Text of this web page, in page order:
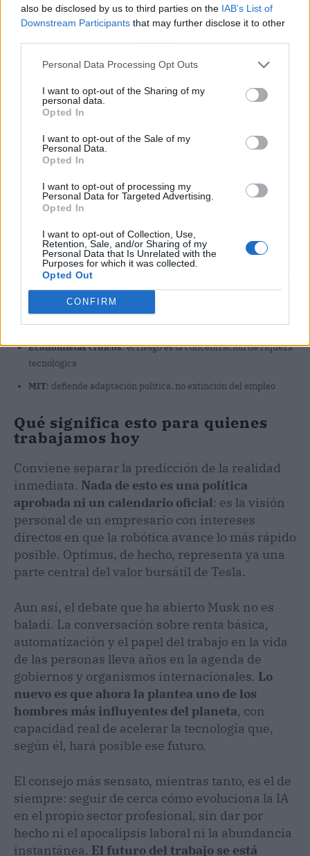
also be disclosed by us to third parties on the IAB’s List of
Downstream Participants that may further disclose it to other
Personal Data Processing Opt Outs
I want to opt-out of the Sharing of my
personal data.
Opted In
I want to opt-out of the Sale of my
Personal Data.
Opted In
I want to opt-out of processing my
Personal Data for Targeted Advertising.
Opted In
I want to opt-out of Collection, Use,
Retention, Sale, and/or Sharing of my
Personal Data that Is Unrelated with the
Purposes for which it was collected.
Opted Out
CONFIRM
Publicidad
Musk: el trabajo remunerado desaparecerá como necesidad en
: los empleos cambiarán de forma, pero seguirán
existiendo
Economistas críticos: el riesgo es la concentración de riqueza
tecnológica
MIT: defiende adaptación política, no extinción del empleo
Qué significa esto para quienes
trabajamos hoy
Conviene separar la predicción de la realidad
inmediata. Nada de esto es una política
aprobada ni un calendario oficial: es la visión
personal de un empresario con intereses
directos en que la robótica avance lo más rápido
posible. Optimus, de hecho, representa ya una
parte central del valor bursátil de Tesla.
Aun así, el debate que ha abierto Musk no es
baladí. La conversación sobre renta básica,
automatización y el papel del trabajo en la vida
de las personas lleva años en la agenda de
gobiernos y organismos internacionales. Lo
nuevo es que ahora la plantea uno de los
hombres más influyentes del planeta, con
capacidad real de acelerar la tecnología que,
según él, hará posible ese futuro.
El consejo más sensato, mientras tanto, es el de
siempre: seguir de cerca cómo evoluciona la IA
en el propio sector profesional, sin dar por
hecho ni el apocalipsis laboral ni la abundancia
instantánea. El futuro del trabajo se está